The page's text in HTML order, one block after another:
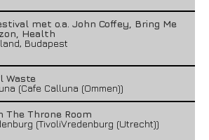
met o.a. John Coffey, Bring Me
Health
Budapest
Waste
(Cafe Calluna (Ommen))
The Throne Room
(TivoliVredenburg (Utrecht))